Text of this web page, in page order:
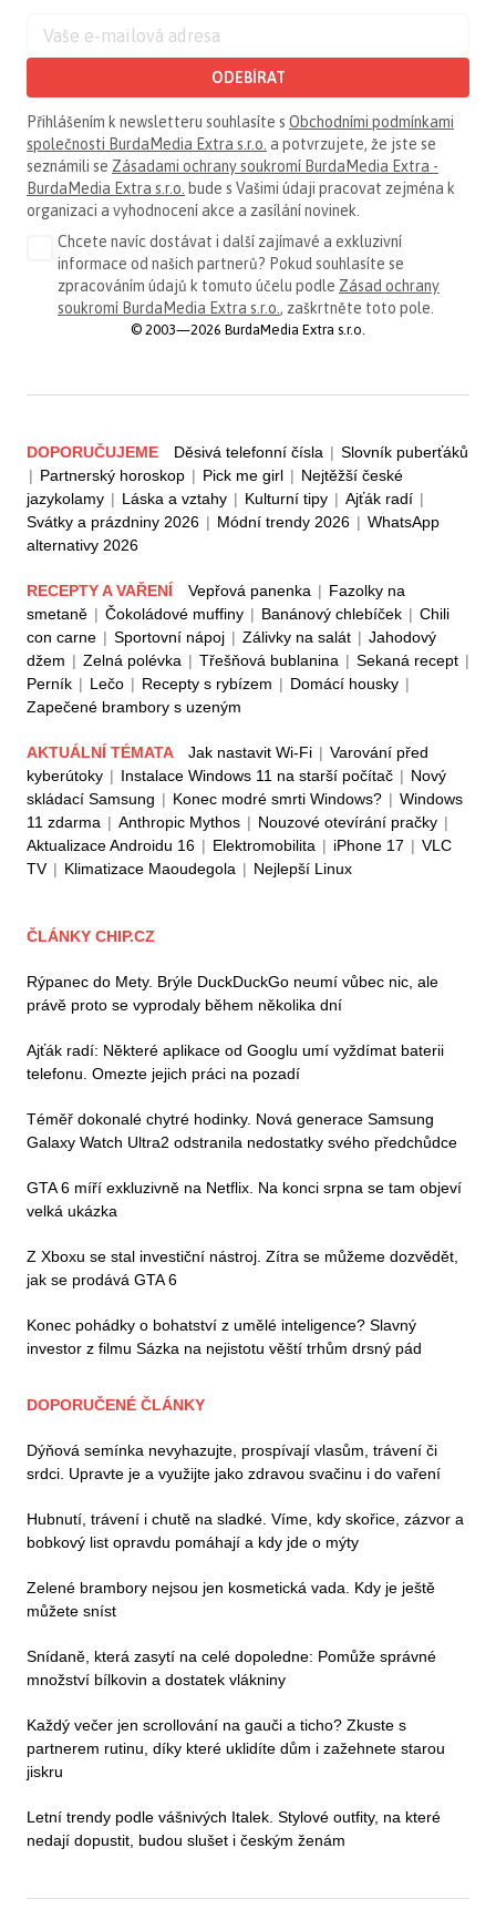
ODEBÍRAT
Přihlášením k newsletteru souhlasíte s Obchodními podmínkami
společnosti BurdaMedia Extra s.r.o. a potvrzujete, že jste se
seznámili se Zásadami ochrany soukromí BurdaMedia Extra -
BurdaMedia Extra s.r.o. bude s Vašimi údaji pracovat zejména k
organizaci a vyhodnocení akce a zasílání novinek.
Chcete navíc dostávat i další zajímavé a exkluzivní
informace od našich partnerů? Pokud souhlasíte se
zpracováním údajů k tomuto účelu podle Zásad ochrany
soukromí BurdaMedia Extra s.r.o., zaškrtněte toto pole.
© 2003—2026 BurdaMedia Extra s.r.o.
DOPORUČUJEME Děsivá telefonní čísla | Slovník puberťáků
| Partnerský horoskop | Pick me girl | Nejtěžší české
jazykolamy | Láska a vztahy | Kulturní tipy | Ajťák radí |
Svátky a prázdniny 2026 | Módní trendy 2026 | WhatsApp
alternativy 2026
RECEPTY A VAŘENÍ Vepřová panenka | Fazolky na
smetaně | Čokoládové muffiny | Banánový chlebíček | Chili
con carne | Sportovní nápoj | Zálivky na salát | Jahodový
džem | Zelná polévka | Třešňová bublanina | Sekaná recept |
Perník | Lečo | Recepty s rybízem | Domácí housky |
Zapečené brambory s uzeným
AKTUÁLNÍ TÉMATA Jak nastavit Wi-Fi | Varování před
kyberútoky | Instalace Windows 11 na starší počítač | Nový
skládací Samsung | Konec modré smrti Windows? | Windows
11 zdarma | Anthropic Mythos | Nouzové otevírání pračky |
Aktualizace Androidu 16 | Elektromobilita | iPhone 17 | VLC
TV | Klimatizace Maoudegola | Nejlepší Linux
ČLÁNKY CHIP.CZ
Rýpanec do Mety. Brýle DuckDuckGo neumí vůbec nic, ale
právě proto se vyprodaly během několika dní
Ajťák radí: Některé aplikace od Googlu umí vyždímat baterii
telefonu. Omezte jejich práci na pozadí
Téměř dokonalé chytré hodinky. Nová generace Samsung
Galaxy Watch Ultra2 odstranila nedostatky svého předchůdce
GTA 6 míří exkluzivně na Netflix. Na konci srpna se tam objeví
velká ukázka
Z Xboxu se stal investiční nástroj. Zítra se můžeme dozvědět,
jak se prodává GTA 6
Konec pohádky o bohatství z umělé inteligence? Slavný
investor z filmu Sázka na nejistotu věští trhům drsný pád
DOPORUČENÉ ČLÁNKY
Dýňová semínka nevyhazujte, prospívají vlasům, trávení či
srdci. Upravte je a využijte jako zdravou svačinu i do vaření
Hubnutí, trávení i chutě na sladké. Víme, kdy skořice, zázvor a
bobkový list opravdu pomáhají a kdy jde o mýty
Zelené brambory nejsou jen kosmetická vada. Kdy je ještě
můžete sníst
Snídaně, která zasytí na celé dopoledne: Pomůže správné
množství bílkovin a dostatek vlákniny
Každý večer jen scrollování na gauči a ticho? Zkuste s
partnerem rutinu, díky které uklidíte dům i zažehnete starou
jiskru
Letní trendy podle vášnivých Italek. Stylové outfity, na které
nedají dopustit, budou slušet i českým ženám